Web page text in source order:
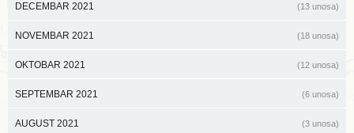
DECEMBAR 2021 (13 unosa)
NOVEMBAR 2021 (18 unosa)
OKTOBAR 2021 (12 unosa)
SEPTEMBAR 2021 (6 unosa)
AUGUST 2021 (3 unosa)